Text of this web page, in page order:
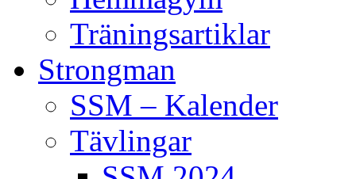
Träningsartiklar
Strongman
SSM – Kalender
Tävlingar